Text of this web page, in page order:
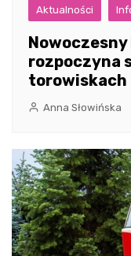
Aktualności
Nowoczesny
rozpoczyna
torowiskach
Anna Słowińska